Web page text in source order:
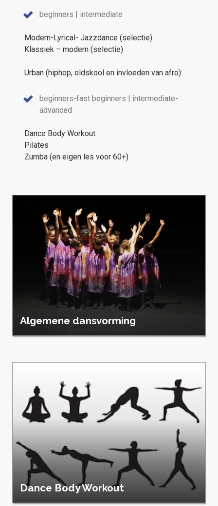
beginners | intermediate
Modern-Lyrical- Jazzdance (selectie)
Klassiek – modern (selectie)
Urban (hiphop, oldskool en invloeden van afro):
beginners-fast beginners | intermediate-
advanced
Dance Body Workout
Pilates
Zumba (en eigen les voor 60+)
Algemene dansvorming
Dance Body Workout